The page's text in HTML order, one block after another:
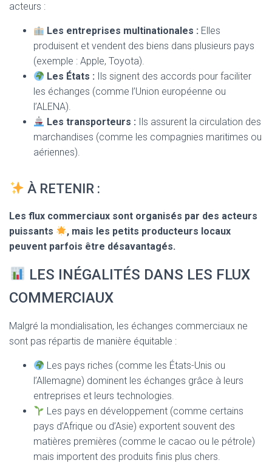
acteurs :
Les entreprises multinationales : Elles
produisent et vendent des biens dans plusieurs pays
(exemple : Apple, Toyota).
Les États : Ils signent des accords pour faciliter
les échanges (comme l’Union européenne ou
l’ALENA).
Les transporteurs : Ils assurent la circulation des
marchandises (comme les compagnies maritimes ou
aériennes).
À RETENIR :
Les flux commerciaux sont organisés par des acteurs
puissants
, mais les petits producteurs locaux
peuvent parfois être désavantagés.
LES INÉGALITÉS DANS LES FLUX
COMMERCIAUX
Malgré la mondialisation, les échanges commerciaux ne
sont pas répartis de manière équitable :
Les pays riches (comme les États-Unis ou
l’Allemagne) dominent les échanges grâce à leurs
entreprises et leurs technologies.
Les pays en développement (comme certains
pays d’Afrique ou d’Asie) exportent souvent des
matières premières (comme le cacao ou le pétrole)
mais importent des produits finis plus chers.